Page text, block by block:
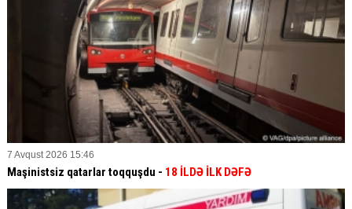
7 Avqust 2026 15:46
Maşinistsiz qatarlar toqquşdu - 18 İLDƏ İLK DƏFƏ